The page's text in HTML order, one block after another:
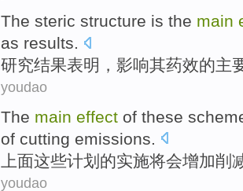
The steric structure is the main
as results.
研究结果表明， 影响其药效的主
youdao
The main effect of these
of cutting emissions.
上面这些计划 的实施将会增加削
youdao